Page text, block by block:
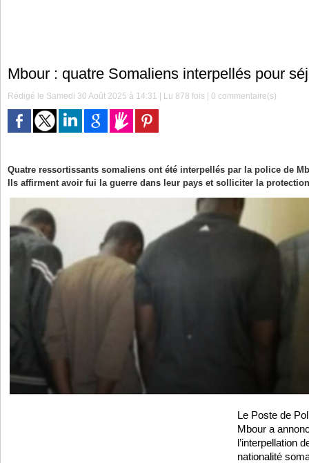
Mbour : quatre Somaliens interpellés pour
Rédigé le Samedi 30 Août 2025 à 14:31 | Lu 878 fois |0 commentaire(s)
Quatre ressortissants somaliens ont été interpellés par la police de
Ils affirment avoir fui la guerre dans leur pays et solliciter la
Le Poste de
Mbour a
l’interpellation
nationalité